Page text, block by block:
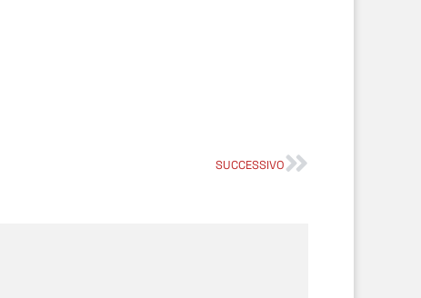
SUCCESSIVO